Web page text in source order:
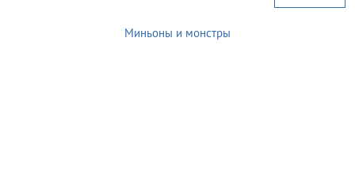
Миньоны и монстры